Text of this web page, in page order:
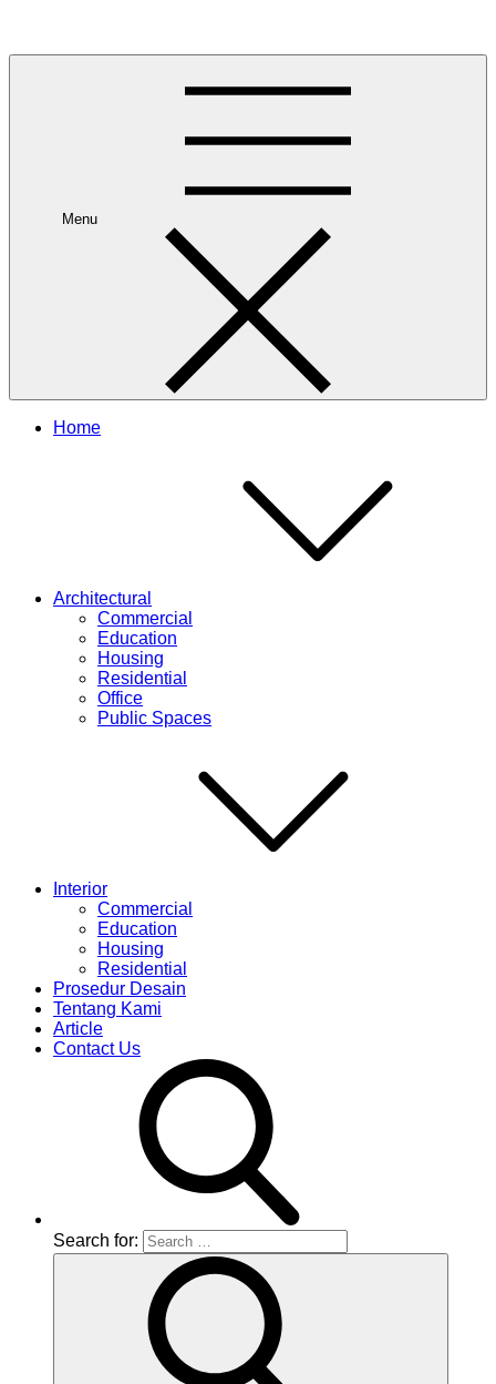
Menu
Home
Architectural
Commercial
Education
Housing
Residential
Office
Public Spaces
Interior
Commercial
Education
Housing
Residential
Prosedur Desain
Tentang Kami
Article
Contact Us
Search for: